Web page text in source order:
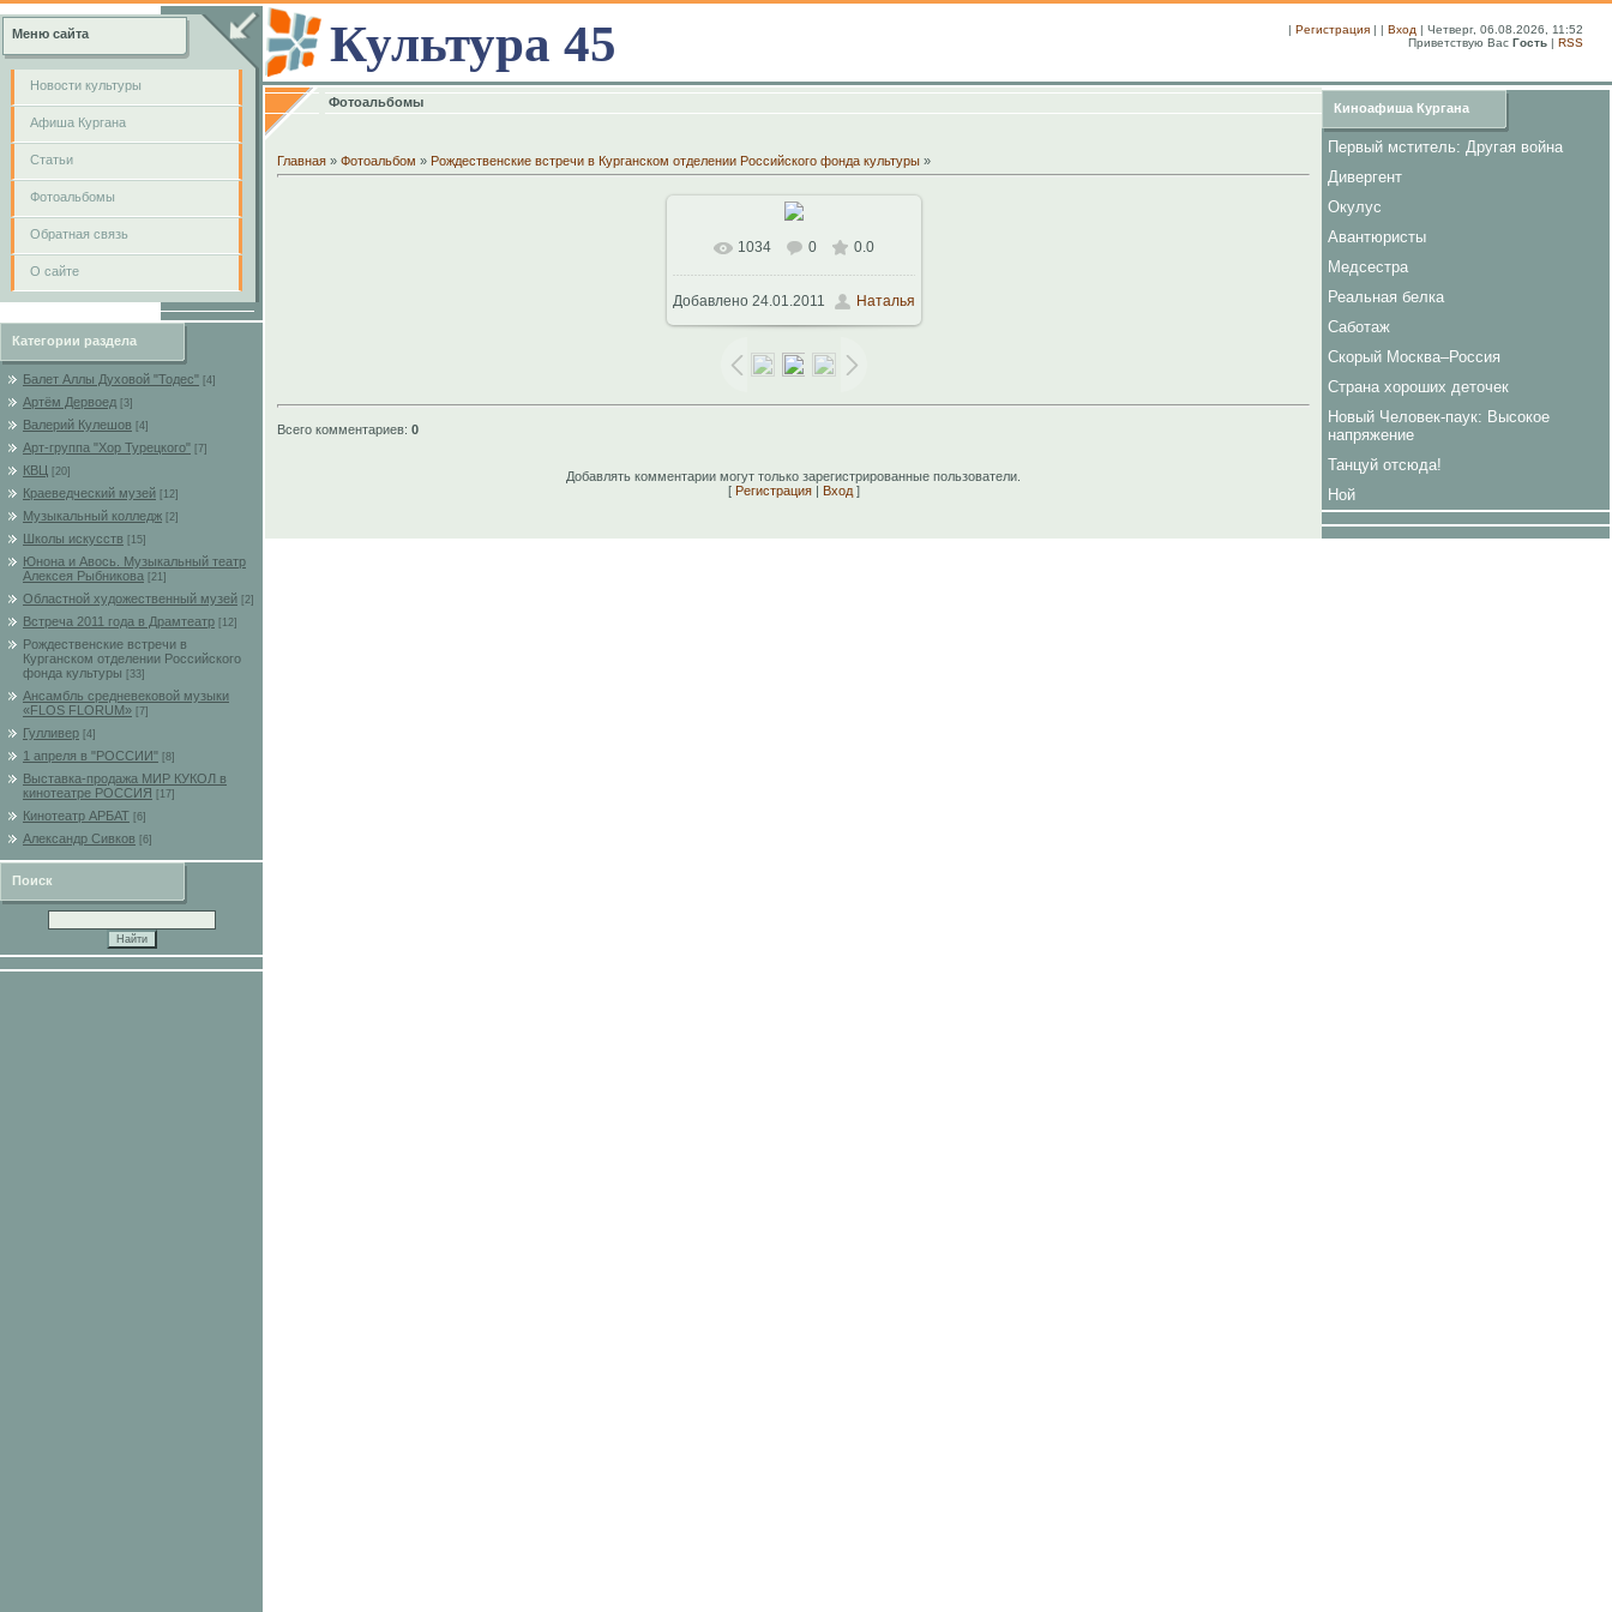
Меню сайта
Новости культуры
Афиша Кургана
Cтатьи
Фотоальбомы
Обратная связь
О сайте
Категории раздела
Балет Аллы Духовой "Тодес" [4]
Артём Дервоед [3]
Валерий Кулешов [4]
Арт-группа "Хор Турецкого" [7]
КВЦ [20]
Краеведческий музей [12]
Музыкальный колледж [2]
Школы искусств [15]
Юнона и Авось. Музыкальный театр
Алексея Рыбникова
[21]
Областной художественный музей [2]
Встреча 2011 года в Драмтеатр [12]
Рождественские встречи в
Курганском отделении Российского
фонда культуры
[33]
Ансамбль средневековой музыки
«FLOS FLORUM» [7]
Гулливер [4]
1 апреля в "РОССИИ" [8]
Выставка-продажа МИР КУКОЛ в
кинотеатре РОССИЯ
[17]
Кинотеатр АРБАТ [6]
Александр Сивков [6]
Поиск
Культура 45 | Регистрация | | Вход | Четверг, 06.08.2026, 11:52
Приветствую Вас Гость | RSS
Фотоальбомы
Главная » Фотоальбом » Рождественские встречи в Курганском отделении Российского фонда культуры »
В реальном размере
1024x768/ 214.7Kb
1034 0 0.0
Добавлено24.01.2011 Наталья
Всего комментариев: 0
Добавлять комментарии могут только зарегистрированные пользователи.
[ Регистрация| Вход]
Киноафиша Кургана
Первый мститель: Другая война
Дивергент
Окулус
Авантюристы
Медсестра
Реальная белка
Саботаж
Скорый Москва–Россия
Страна хороших деточек
Новый Человек-паук: Высокое
напряжение
Танцуй отсюда!
Ной